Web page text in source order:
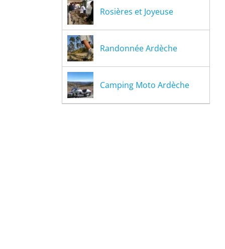
Rosières et Joyeuse
Randonnée Ardèche
Camping Moto Ardèche